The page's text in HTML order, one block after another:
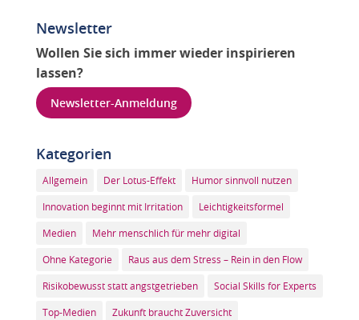
Newsletter
Wollen Sie sich immer wieder inspirieren
lassen?
Newsletter-Anmeldung
Kategorien
Allgemein Der Lotus-Effekt Humor sinnvoll nutzen
Innovation beginnt mit Irritation Leichtigkeitsformel
Medien Mehr menschlich für mehr digital
Ohne Kategorie Raus aus dem Stress – Rein in den Flow
Risikobewusst statt angstgetrieben Social Skills for Experts
Top-Medien Zukunft braucht Zuversicht